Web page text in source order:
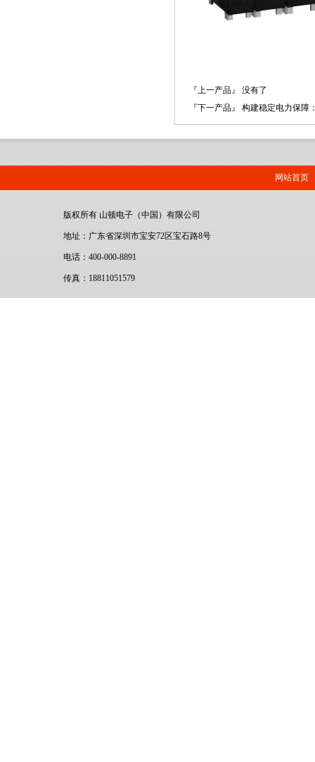
『上一产品』 没有了
『下一产品』 构建稳定电力保障
网站首页
版权所有 山顿电子（中国）有限公司
地址：广东省深圳市宝安72区宝石路8号
电话：400-000-8891
传真：18811051579